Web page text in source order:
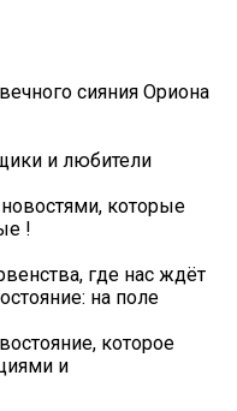
сияния Ориона
и любители
которые
!
где нас ждёт
на поле
которое
и